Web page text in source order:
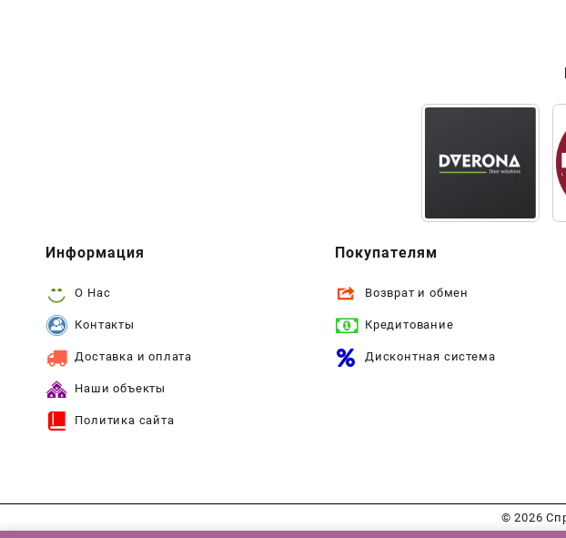
Информация
О Нас
Контакты
Доставка и оплата
Наши объекты
Политика сайта
Покупателям
Возврат и обмен
Кредитование
Дисконтная система
© 2026